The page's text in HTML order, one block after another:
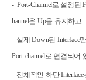
- Port-Channel로 설정된
hannel은 Up을 유지하고
실제 Down된 Interface
Port-channel로 연결되어
전체적인 하단